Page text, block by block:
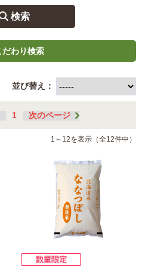
検索
並び替え：
1 次のページ
1～12を表示（全12件中）